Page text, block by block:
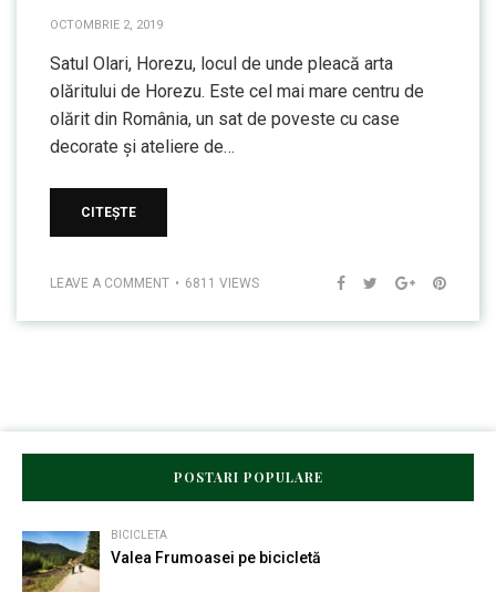
OCTOMBRIE 2, 2019
Satul Olari, Horezu, locul de unde pleacă arta
olăritului de Horezu. Este cel mai mare centru de
olărit din România, un sat de poveste cu case
decorate și ateliere de…
CITEȘTE
LEAVE A COMMENT 6811 VIEWS
POSTARI POPULARE
BICICLETA
Valea Frumoasei pe bicicletă